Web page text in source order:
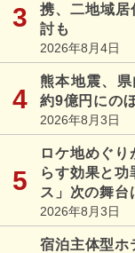
携、二地域
討も
2026年8月4日
熊本地震、県
約9億円にの
2026年8月3日
ロケ地めぐ
らす効果と功
ス」次の舞台
2026年8月3日
宿泊主体型